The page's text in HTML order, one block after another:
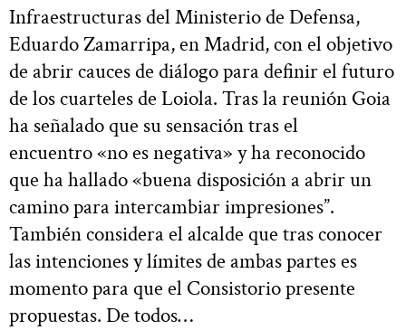
Infraestructuras del Ministerio de Defensa,
Eduardo Zamarripa, en Madrid, con el objetivo
de abrir cauces de diálogo para definir el futuro
de los cuarteles de Loiola. Tras la reunión Goia
ha señalado que su sensación tras el
encuentro «no es negativa» y ha reconocido
que ha hallado «buena disposición a abrir un
camino para intercambiar impresiones”.
También considera el alcalde que tras conocer
las intenciones y límites de ambas partes es
momento para que el Consistorio presente
propuestas. De todos…